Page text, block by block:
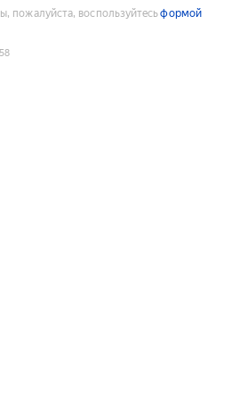
пожалуйста, воспользуйтесьформой